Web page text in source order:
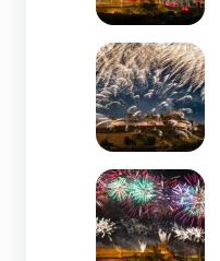
Zoom de l'image
Zoom de l'image